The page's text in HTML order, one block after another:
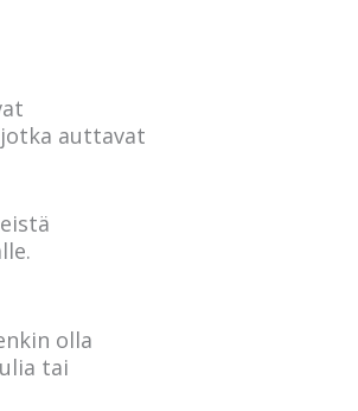
auttavat
olla
tai